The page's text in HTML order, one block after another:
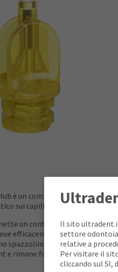
è un componente essenziale
sui capillari per una emostati
un controllo sicuro e
efficacemente i coaguli
spazzolino morbido,
e rimane fondamentale per un
Il sito
settore
relative a
Per visitare il
cliccando sul SI,